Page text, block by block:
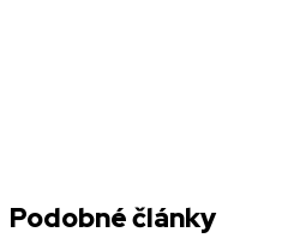
Podobné články